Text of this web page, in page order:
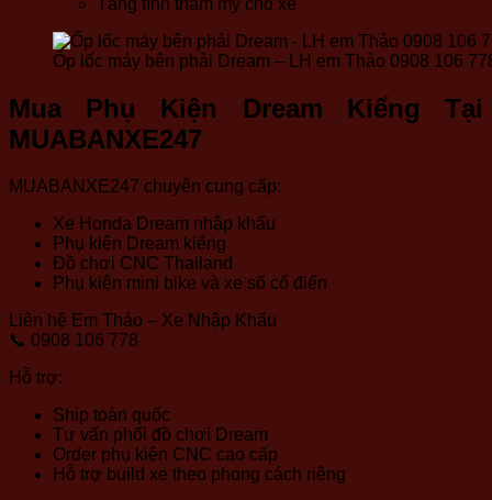
Ốp lốc máy bên phải Dream – LH em Thảo 0908 106
Mua Phụ Kiện Dream Kiểng Tại
MUABANXE247
MUABANXE247 chuyên cung cấp:
Xe Honda Dream nhập khẩu
Phụ kiện Dream kiểng
Đồ chơi CNC Thailand
Phụ kiện mini bike và xe số cổ điển
Liên hệ Em Thảo – Xe Nhập Khẩu
📞 0908 106 778
Hỗ trợ:
Ship toàn quốc
Tư vấn phối đồ chơi Dream
Order phụ kiện CNC cao cấp
Hỗ trợ build xe theo phong cách riêng